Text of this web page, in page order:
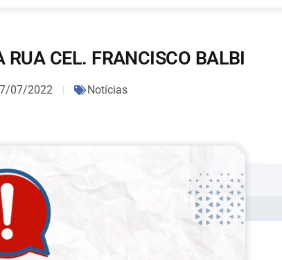
CEL. FRANCISCO BALBI
07/2022 Notícias